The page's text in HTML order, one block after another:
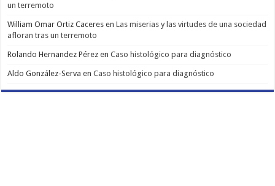
un terremoto
William Omar Ortiz Caceres enLas miserias y las virtudes de una sociedad
afloran tras un terremoto
Rolando Hernandez Pérez enCaso histológico para diagnóstico
Aldo González-Serva enCaso histológico para diagnóstico